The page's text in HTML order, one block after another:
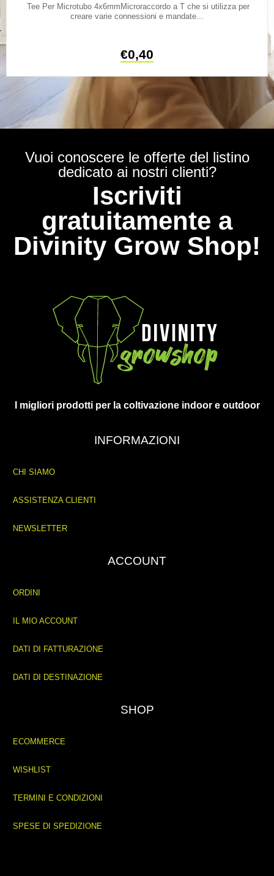
Tee Per Microtubo 4x6mmMicroraccordo a T che si utilizza per
creare varie connessioni e mandate...
€0,40
Vuoi conoscere le offerte del listino
dedicato ai nostri clienti?
Iscriviti
gratuitamente a
Divinity Grow Shop!
I migliori prodotti per la coltivazione indoor e outdoor
INFORMAZIONI
CHI SIAMO
ASSISTENZA CLIENTI
NEWSLETTER
ACCOUNT
ORDINI
IL MIO ACCOUNT
DATI DI FATTURAZIONE
DATI DI DESTINAZIONE
SHOP
ECOMMERCE
WISHLIST
TERMINI E CONDIZIONI
SPESE DI SPEDIZIONE